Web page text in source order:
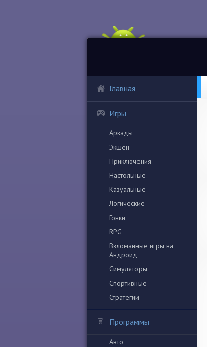
Главная
Игры
Аркады
Экшен
Приключения
Настольные
Казуальные
Логические
Гонки
RPG
Взломанные игры на
Андроид
Симуляторы
Спортивные
Стратегии
Программы
Авто